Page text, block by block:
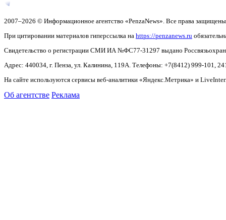
2007–2026 © Информационное агентство «PenzaNews». Все права
При цитировании материалов гиперссылка на https://penzanews.ru
Свидетельство о регистрации СМИ ИА №ФС77-31297 выдано
Адрес: 440034, г. Пенза, ул. Калинина, 119А. Телефоны: +7(8412) 999-101,
На сайте используются сервисы веб-аналитики «Яндекс.Метрика» и
Об агентстве Реклама